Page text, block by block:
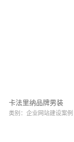
卡法里纳品牌男装
类别：企业网站建设案例